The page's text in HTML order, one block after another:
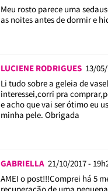
Meu rosto parece uma
as noites antes de dormir e
LUCIENE RODRIGUES 13/
Li tudo sobre a geleia de
interessei,corri pra
e acho que vai ser ótimo eu
minha pele. Obrigada
GABRIELLA 21/10/2017 -
AMEI o post!!!Comprei há 5